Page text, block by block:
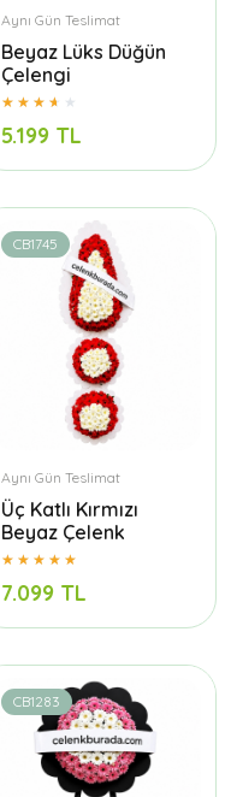
Aynı Gün Teslimat
Beyaz Lüks Düğün
Çelengi
5.199 TL
CB1745
Aynı Gün Teslimat
Üç Katlı Kırmızı
Beyaz Çelenk
7.099 TL
CB1283